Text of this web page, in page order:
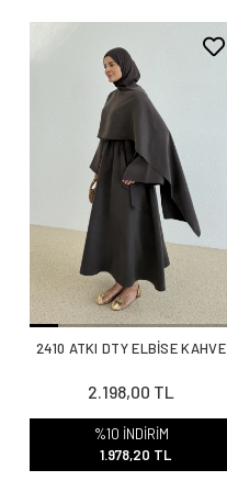
2410 ATKI DTY ELBİSE KAHVE
2.198,00 TL
%10 İNDİRİM
1.978,20 TL